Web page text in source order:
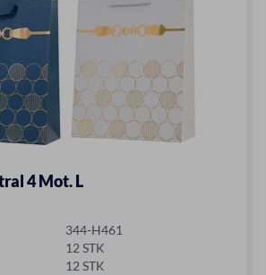
4 Mot. L
344-H461
12 STK
12 STK